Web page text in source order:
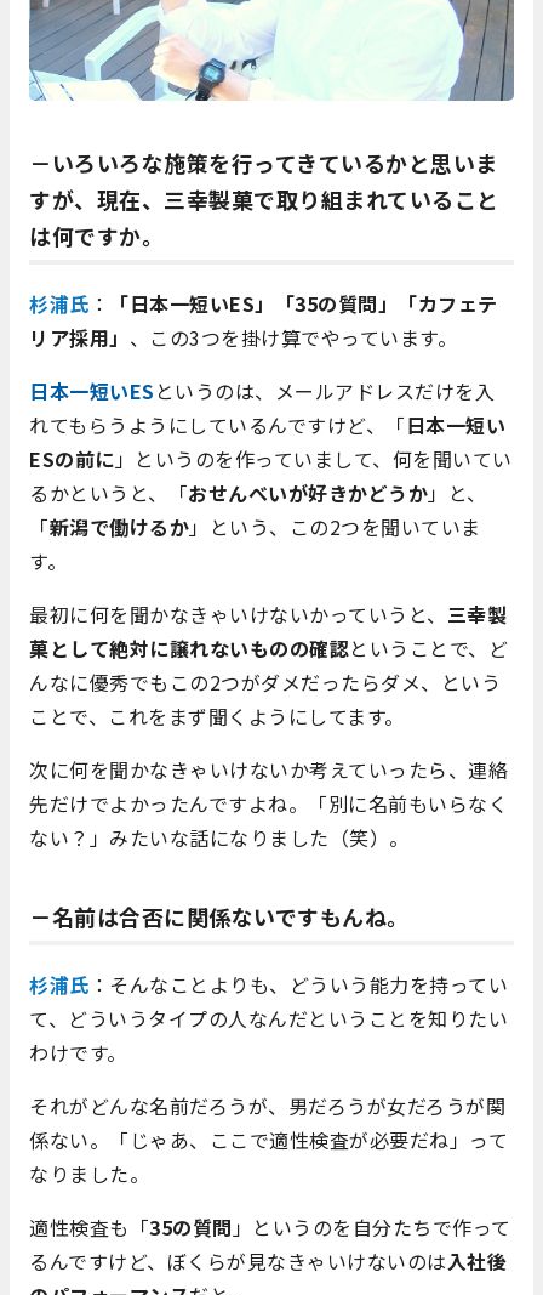
－いろいろな施策を行ってきているかと思いま
すが、現在、三幸製菓で取り組まれていること
は何ですか。
杉浦氏 ：
「日本一短いES」「35の質問」「カフェテ
リア採用」 、この3つを掛け算でやっています。
日本一短いES というのは、メールアドレスだけを入
れてもらうようにしているんですけど、「日本一短い
ESの前に 」というのを作っていまして、何を聞いてい
るかというと、「おせんべいが好きかどうか」と、
「新潟で働けるか」という、この2つを聞いていま
す。
最初に何を聞かなきゃいけないかっていうと、 三幸製
菓として絶対に譲れないものの確認ということで、ど
んなに優秀でもこの2つがダメだったらダメ、という
ことで、これをまず聞くようにしてます。
次に何を聞かなきゃいけないか考えていったら、連絡
先だけでよかったんですよね。「別に名前もいらなく
ない？」みたいな話になりました（笑）。
－名前は合否に関係ないですもんね。
杉浦氏 ：そんなことよりも、どういう能力を持ってい
て、どういうタイプの人なんだということを知りたい
わけです。
それがどんな名前だろうが、男だろうが女だろうが関
係ない。「じゃあ、ここで適性検査が必要だね」って
なりました。
適性検査も「35の質問 」というのを自分たちで作って
るんですけど、ぼくらが見なきゃいけないのは入社後